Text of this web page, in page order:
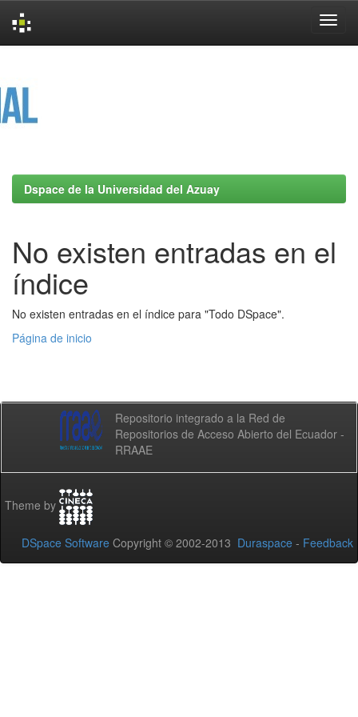
Dspace de la Universidad del Azuay
No existen entradas en el
índice
No existen entradas en el índice para "Todo DSpace".
Página de inicio
Repositorio integrado a la Red de
Repositorios de Acceso Abierto del Ecuador -
RRAAE
Theme by
DSpace Software Copyright © 2002-2013 Duraspace - Feedback